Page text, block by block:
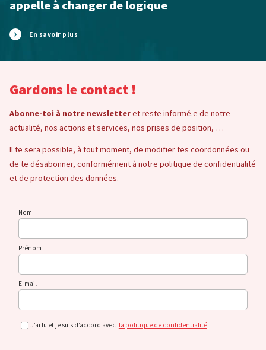
appelle à changer de logique
En savoir plus
Gardons le contact !
Abonne-toi à notre newsletteret reste informé.e de notre
actualité, nos actions et services, nos prises de position, …
Il te sera possible, à tout moment, de modifier tes coordonnées ou
de te désabonner, conformément à notre politique de confidentialité
et de protection des données.
Nom
Prénom
E-mail
J’ai lu et je suis d’accord avec la politique de confidentialité